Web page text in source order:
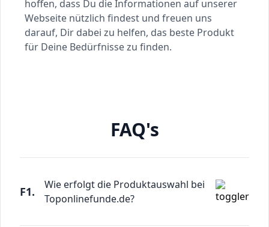
hoffen, dass Du die Informationen auf unserer
Webseite nützlich findest und freuen uns
darauf, Dir dabei zu helfen, das beste Produkt
für Deine Bedürfnisse zu finden.
FAQ's
F1.
Wie erfolgt die Produktauswahl bei
Toponlinefunde.de?